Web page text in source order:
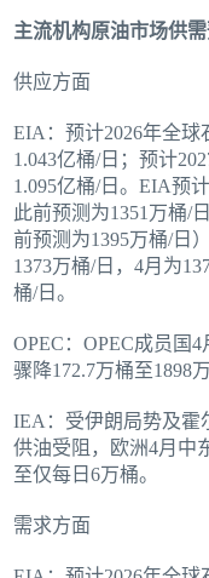
主流机构原油市场供需
供应方面
EIA：预计2026年全球
1.043亿桶/日；预计
1.095亿桶/日。EIA预
此前预测为1351万桶/
前预测为1395万桶/日
1373万桶/日，4月为
桶/日。
OPEC：OPEC成员国
骤降172.7万桶至1898万
IEA：受伊朗局势及霍
供油受阻，欧洲4月中
至仅每日6万桶。
需求方面